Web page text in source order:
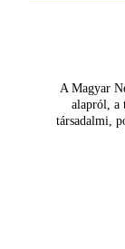
A Magyar
alapról, a
társadalmi,